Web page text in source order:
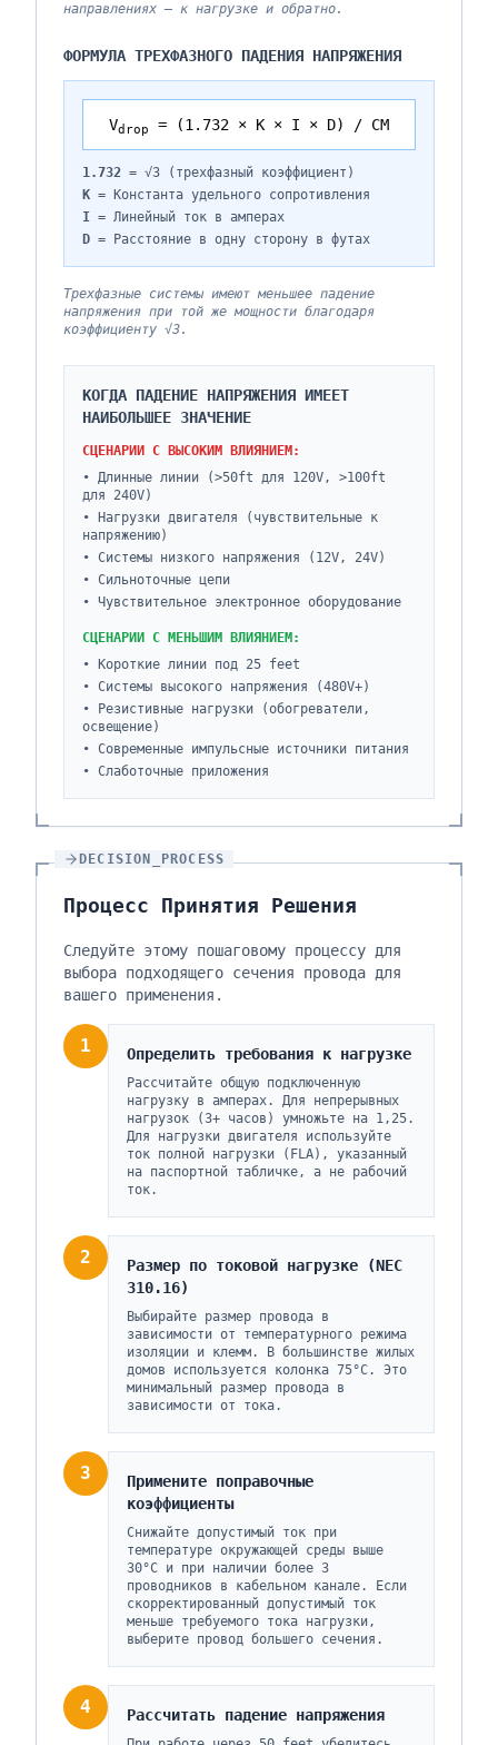
направлениях — к нагрузке и обратно.
ФОРМУЛА ТРЕХФАЗНОГО ПАДЕНИЯ НАПРЯЖЕНИЯ
Vdrop = (1.732 × K × I × D) / CM
1.732 = √3 (трехфазный коэффициент)
K =
Константа удельного сопротивления
I = Линейный ток в амперах
D = Расстояние в одну сторону в футах
Трехфазные системы имеют меньшее падение
напряжения при той же мощности благодаря
коэффициенту √3.
КОГДА ПАДЕНИЕ НАПРЯЖЕНИЯ ИМЕЕТ
НАИБОЛЬШЕЕ ЗНАЧЕНИЕ
СЦЕНАРИИ С ВЫСОКИМ ВЛИЯНИЕМ:
• Длинные линии (>50ft для 120V, >100ft
для 240V)
•
Нагрузки двигателя (чувствительные к
напряжению)
• Системы низкого напряжения (12V, 24V)
• Сильноточные цепи
• Чувствительное электронное оборудование
СЦЕНАРИИ С МЕНЬШИМ ВЛИЯНИЕМ:
•
Короткие линии под 25 feet
• Системы высокого напряжения (480V+)
•
Резистивные нагрузки (обогреватели,
освещение)
• Современные импульсные источники питания
• Слаботочные приложения
DECISION_PROCESS
Процесс Принятия Решения
Следуйте этому пошаговому процессу для
выбора подходящего сечения провода для
вашего применения.
1 Определить требования к нагрузке
Рассчитайте общую подключенную
нагрузку в амперах. Для непрерывных
нагрузок (3+ часов) умножьте на 1,25.
Для нагрузки двигателя используйте
ток полной нагрузки (FLA), указанный
на паспортной табличке, а не рабочий
ток.
2
Размер по токовой нагрузке (NEC
310.16)
Выбирайте размер провода в
зависимости от температурного режима
изоляции и клемм. В большинстве жилых
домов используется колонка 75°C. Это
минимальный размер провода в
зависимости от тока.
3
Примените поправочные
коэффициенты
Снижайте допустимый ток при
температуре окружающей среды выше
30°C и при наличии более 3
проводников в кабельном канале. Если
скорректированный допустимый ток
меньше требуемого тока нагрузки,
выберите провод большего сечения.
4 Рассчитать падение напряжения